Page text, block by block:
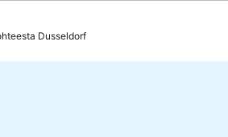
Dusseldorf